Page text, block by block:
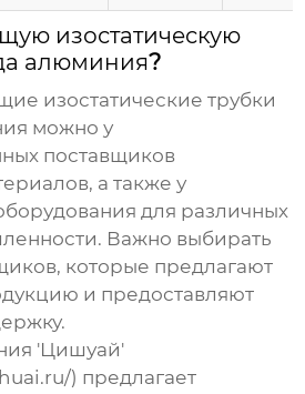
изостатическую
алюминия?
изостатические трубки
можно у
поставщиков
а также у
для различных
Важно выбирать
которые предлагают
и предоставляют
'Цишуай'
) предлагает